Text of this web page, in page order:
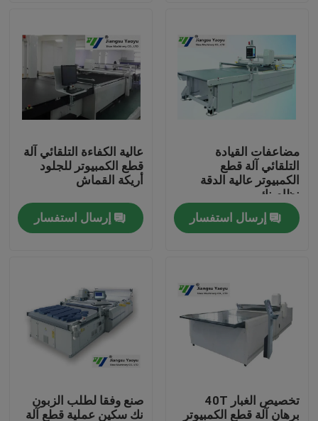
منتجات
معلومات عنا
جولة في المعمل
مراقبة الجودة
اتصل بنا
آلة قطع يموت الهيدروليكية
الهيدروليكية الصحافة يموت آلة قطع
الهيدروليكية سوينغ الذراع آلة القطع
مضاعفات القيادة
التلقائي آلة قطع
الكمبيوتر عالية الدقة
نظام نك
إرسال استفسار
عالية الكفاءة التلقائي آلة
قطع الكمبيوتر للجلود
أريكة القماش
إرسال استفسار
تخصيص الغبار 40T
برهان آلة قطع الكمبيوتر
صنع وفقا لطلب الزبون
نك سكين عملية قطع آلة